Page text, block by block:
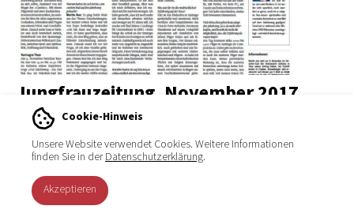
Jungfrauzeitung, November 2017
Bericht anzeigen
Cookie-Hinweis
Unsere Website verwendet Cookies. Weitere Informationen
finden Sie in derDatenschutzerklärung.
Akzeptieren